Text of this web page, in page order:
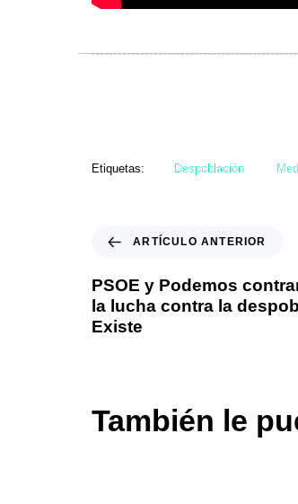
Etiquetas: Despoblación
ARTÍCULO ANTERIOR
PSOE y Podemos
la lucha contra la
Existe
También le